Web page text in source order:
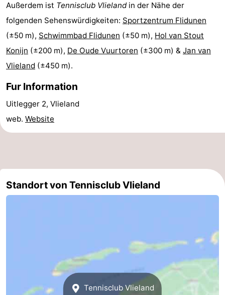
Sportangeln
Seehunden
und
Veranstaltungen
Route
Reisebuchshop
Außerdem ist Tennisclub Vlielandin der Nähe der
folgenden Sehenswürdigkeiten: Sportzentrum Flidunen
(±50 m), Schwimmbad Flidunen (±50 m), Hol van Stout
Konijn (±200 m), De Oude Vuurtoren (±300 m) & Jan van
Vlieland (±450 m).
Fur Information
Uitlegger 2, Vlieland
web. Website
Standort von Tennisclub Vlieland
Tennisclub Vlieland